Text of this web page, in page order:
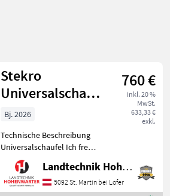
Stekro
Universalschaufel
verschiedene
Modelle (22075)
760 €
inkl. 20 %
MwSt.
633,33 €
exkl.
Bj. 2026
Technische Beschreibung
Universalschaufel Ich freue
mich, Ihnen im
Maschinenzentrum St.
Martin die
Landtechnik Hohenwarter GmbH
5092 St. Martin bei Lofer